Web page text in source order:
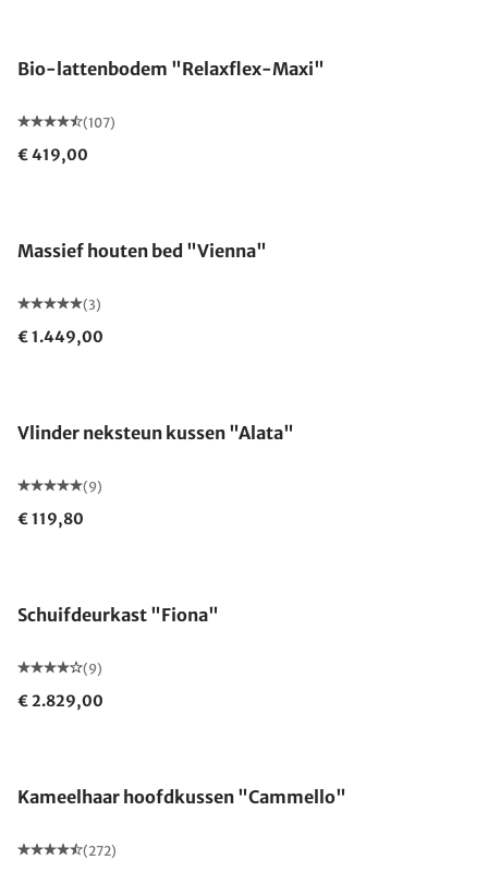
Bio-lattenbodem "Relaxflex-Maxi"
(107)
€ 419,00
Massief houten bed "Vienna"
(3)
€ 1.449,00
Vlinder neksteun kussen "Alata"
(9)
€ 119,80
Schuifdeurkast "Fiona"
(9)
€ 2.829,00
Kameelhaar hoofdkussen "Cammello"
(272)